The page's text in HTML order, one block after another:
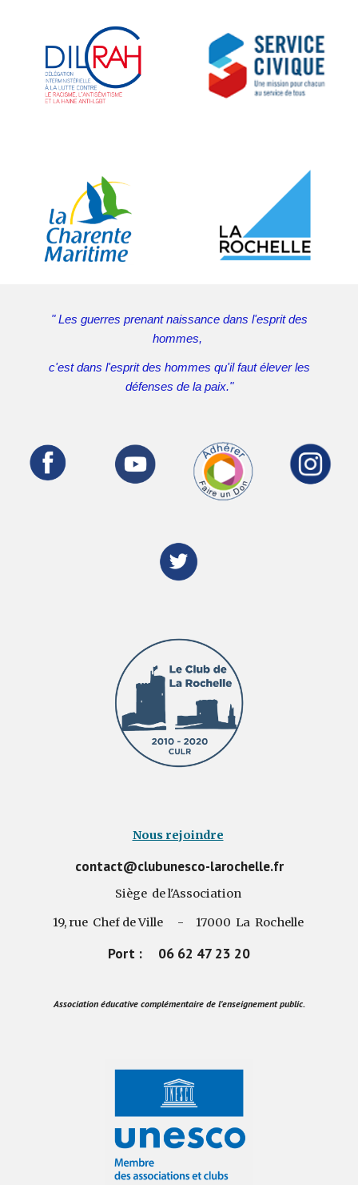
" Les guerres prenant naissance dans l'esprit des
hommes,
c'est dans l'esprit des hommes qu'il faut élever les
défenses de la paix."
Nous rejoindre
contact@clubunesco-larochelle.fr
Siège de l'Association
19, rue Chef de Ville - 17000 La Rochelle
Port : 06 62 47 23 20
Association éducative complémentaire de l'enseignement public.